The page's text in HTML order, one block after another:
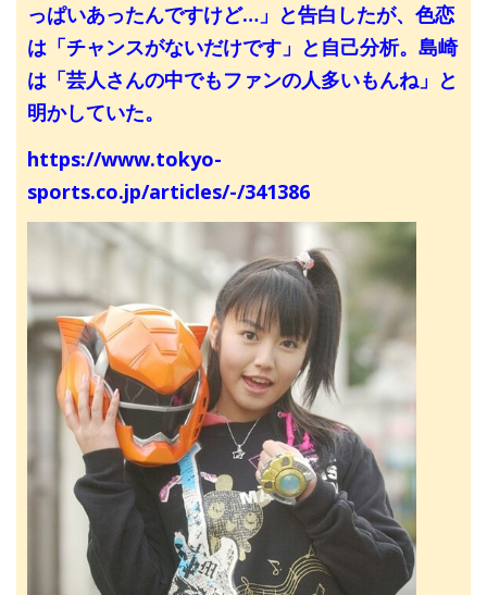
っぱいあったんですけど…」と告白したが、色恋
は「チャンスがないだけです」と自己分析。島崎
は「芸人さんの中でもファンの人多いもんね」と
明かしていた。
https://www.tokyo-
sports.co.jp/articles/-/341386